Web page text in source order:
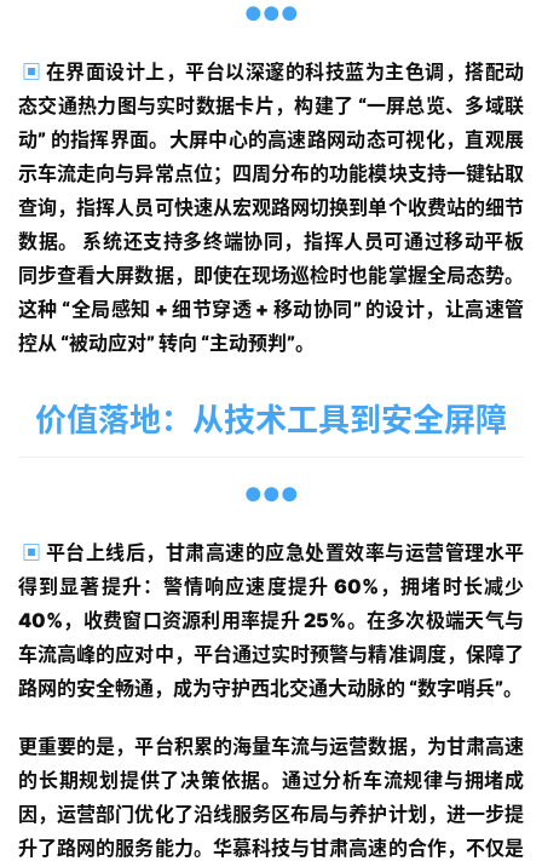
首
页
服
务
解
决
案
案
例
开
发
学
关
于
华
●●●
▣ 在界面设计上，平台以深邃的科技蓝为主色调，搭配动
态交通热力图与实时数据卡片，构建了 “一屏总览、多域联
动” 的指挥界面。大屏中心的高速路网动态可视化，直观展
示车流走向与异常点位；四周分布的功能模块支持一键钻取
查询，指挥人员可快速从宏观路网切换到单个收费站的细节
数据。 系统还支持多终端协同，指挥人员可通过移动平板
同步查看大屏数据，即使在现场巡检时也能掌握全局态势。
这种 “全局感知 + 细节穿透 + 移动协同” 的设计，让高速管
控从 “被动应对” 转向 “主动预判”。
价值落地：从技术工具到安全屏障
●●●
▣ 平台上线后，甘肃高速的应急处置效率与运营管理水平
得到显著提升：警情响应速度提升 60%，拥堵时长减少
40%，收费窗口资源利用率提升 25%。在多次极端天气与
车流高峰的应对中，平台通过实时预警与精准调度，保障了
路网的安全畅通，成为守护西北交通大动脉的 “数字哨兵”。
更重要的是，平台积累的海量车流与运营数据，为甘肃高速
的长期规划提供了决策依据。通过分析车流规律与拥堵成
因，运营部门优化了沿线服务区布局与养护计划，进一步提
升了路网的服务能力。华慕科技与甘肃高速的合作，不仅是